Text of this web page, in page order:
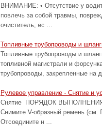
ВНИМАНИЕ: • Отсутствие у
повлечь за собой травмы,
очиститель, ес ...
Топливные трубопроводы и
Топливные трубопроводы и
топливной магистрали и
трубопроводы, закрепленные на
Рулевое управление - Снятие и
Снятие ПОРЯДОК ВЫПОЛНЕНИЯ
Снимите V-образный ремень (см.
Отсоедините н ...